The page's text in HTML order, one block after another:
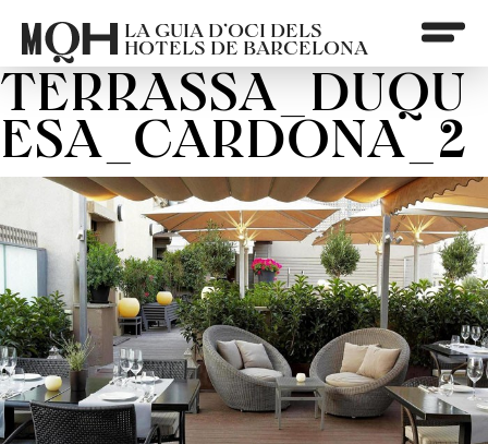
LA GUIA D’OCI DELS
HOTELS DE BARCELONA
TERRASSA_DUQU
ESA_CARDONA_2